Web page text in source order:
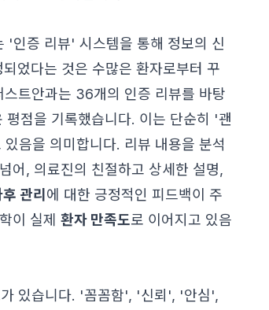
'인증 리뷰' 시스템을 통해 정보의 신
었다는 것은 수많은 환자로부터 꾸
트안과는 36개의 인증 리뷰를 바탕
점을 기록했습니다. 이는 단순히 '괜
음을 의미합니다. 리뷰 내용을 분석
어, 의료진의 친절하고 상세한 설명,
관리 에 대한 긍정적인 피드백이 주
이 실제 환자 만족도로 이어지고 있음
있습니다. '꼼꼼함', '신뢰', '안심',